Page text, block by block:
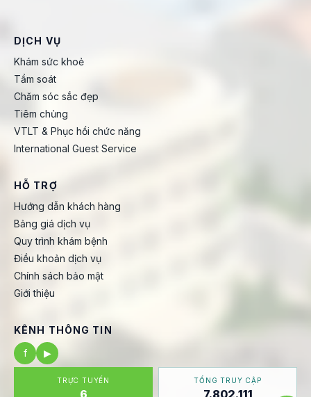
DỊCH VỤ
Khám sức khoẻ
Tầm soát
Chăm sóc sắc đẹp
Tiêm chủng
VTLT & Phục hồi chức năng
International Guest Service
HỖ TRỢ
Hướng dẫn khách hàng
Bảng giá dịch vụ
Quy trình khám bệnh
Điều khoản dịch vụ
Chính sách bảo mật
Giới thiệu
KÊNH THÔNG TIN
f
▶
TRỰC TUYẾN
6
TỔNG TRUY CẬP
7.802.111